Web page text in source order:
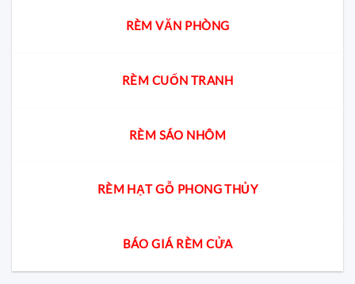
RÈM VĂN PHÒNG
RÈM CUỐN TRANH
RÈM SÁO NHÔM
RÈM HẠT GỖ PHONG THỦY
BÁO GIÁ RÈM CỬA